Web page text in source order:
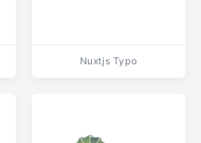
Nuxtjs Typo